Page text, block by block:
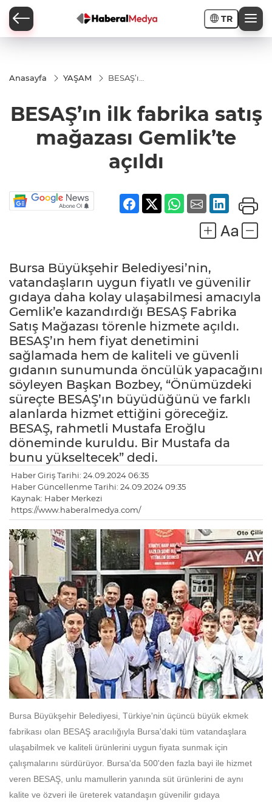
TR
Anasayfa YAŞAM
BESAŞ’ın
satış
mağazası
açıldı
BESAŞ’ın ilk fabrika satış
mağazası Gemlik’te
açıldı
Bursa Büyükşehir Belediyesi’nin,
vatandaşların uygun fiyatlı ve güvenilir
gıdaya daha kolay ulaşabilmesi amacıyla
Gemlik’e kazandırdığı BESAŞ Fabrika
Satış Mağazası törenle hizmete açıldı.
BESAŞ’ın hem fiyat denetimini
sağlamada hem de kaliteli ve güvenli
gıdanın sunumunda öncülük yapacağını
söyleyen Başkan Bozbey, “Önümüzdeki
süreçte BESAŞ’ın büyüdüğünü ve farklı
alanlarda hizmet ettiğini göreceğiz.
BESAŞ, rahmetli Mustafa Eroğlu
döneminde kuruldu. Bir Mustafa da
bunu yükseltecek” dedi.
Haber Giriş Tarihi: 24.09.2024 06:35
Haber Güncellenme Tarihi: 24.09.2024 09:35
Kaynak: Haber Merkezi
https://www.haberalmedya.com/
Bursa Büyükşehir Belediyesi, Türkiye'nin üçüncü büyük ekmek
fabrikası olan BESAŞ aracılığıyla Bursa'daki tüm vatandaşlara
ulaşabilmek ve kaliteli ürünlerini uygun fiyata sunmak için
çalışmalarını sürdürüyor. Bursa'da 500'den fazla bayi ile hizmet
veren BESAŞ, unlu mamullerin yanında süt ürünlerini de aynı
kalite ve özveri ile üreterek vatandaşın güvenilir gıdaya